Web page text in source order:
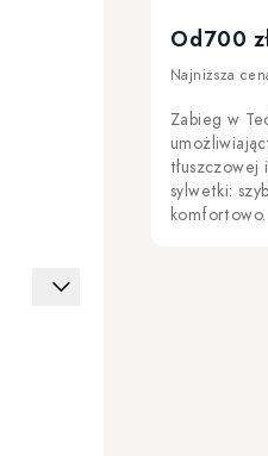
Od700
Najniższa
Zabieg w
sylwetki:
komfortowo.